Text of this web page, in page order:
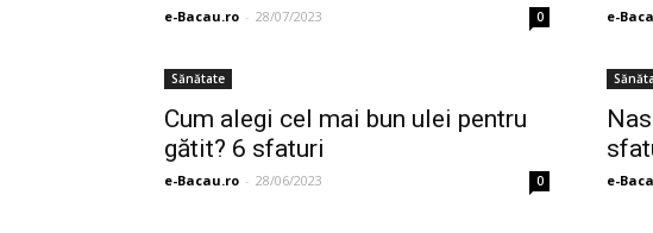
e-Bacau.ro - 28/07/2023 0 e-
Sănătate
Cum alegi cel mai bun ulei pentru
gătit? 6 sfaturi
e-Bacau.ro - 28/06/2023 0 e-